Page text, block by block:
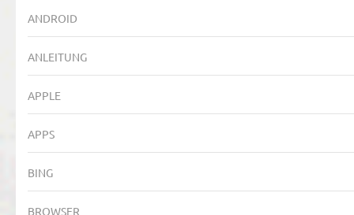
ANDROID
ANLEITUNG
APPLE
APPS
BING
BROWSER